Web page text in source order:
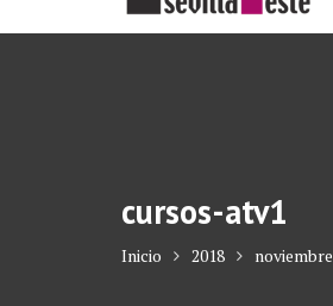
cursos-atv1
Inicio 2018 noviembre